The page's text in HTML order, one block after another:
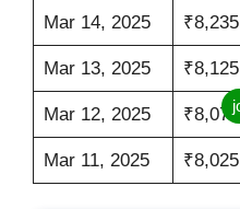
Mar 14, 2025
Mar 13, 2025
Mar 12, 2025
Mar 11, 2025